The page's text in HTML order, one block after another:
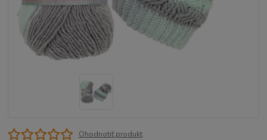
Ohodnotiť produkt